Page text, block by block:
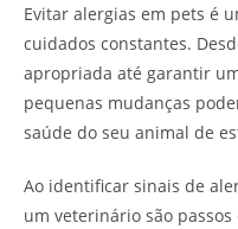
Evitar alergias em pets é
cuidados constantes.
apropriada até garantir
pequenas mudanças
saúde do seu animal de
Ao identificar sinais de
um veterinário são